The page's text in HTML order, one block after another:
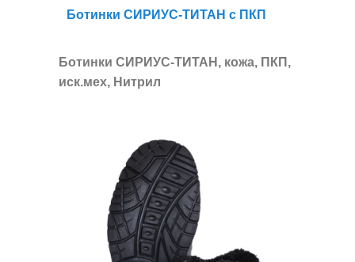
Ботинки СИРИУС-ТИТАН с ПКП
Ботинки СИРИУС-ТИТАН, кожа, ПКП,
иск.мех, Нитрил